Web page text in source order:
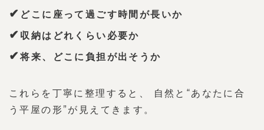
✔ どこに座って過ごす時間が長いか
✔ 収納はどれくらい必要か
✔将来、どこに負担が出そうか
これらを丁寧に整理すると、 自然と“あなたに合
う平屋の形”が見えてきます。